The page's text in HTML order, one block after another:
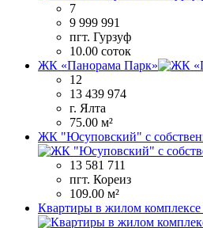
7
9 999 991
пгт. Гурзуф
10.00 соток
ЖК «Панорама Парк»
12
13 439 974
г. Ялта
75.00 м²
ЖК "Юсуповский" с
13 581 711
пгт. Кореиз
109.00 м²
Квартиры в жилом комплексе